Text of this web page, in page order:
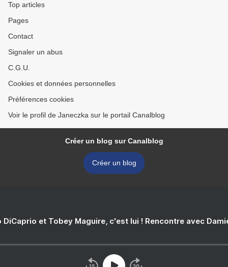
Top articles
Pages
Contact
Signaler un abus
C.G.U.
Cookies et données personnelles
Préférences cookies
Voir le profil de Janeczka sur le portail Canalblog
Créer un blog sur Canalblog
Créer un blog
DiCaprio et Tobey Maguire, c'est lui ! Rencontre avec